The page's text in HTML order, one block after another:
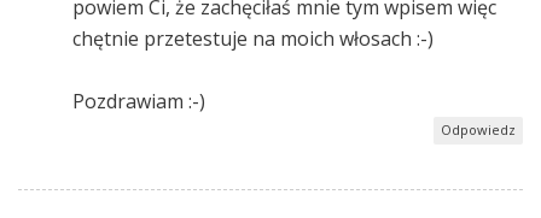
powiem Ci, że zachęciłaś mnie tym wpisem więc
chętnie przetestuje na moich włosach :-)
Pozdrawiam :-)
Odpowiedz